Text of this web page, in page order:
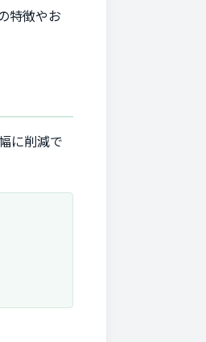
特徴やお
に削減で